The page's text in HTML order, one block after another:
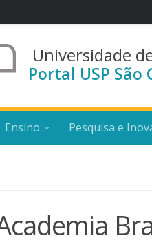
Universidade
Portal USP São
Ensino Pesquisa e